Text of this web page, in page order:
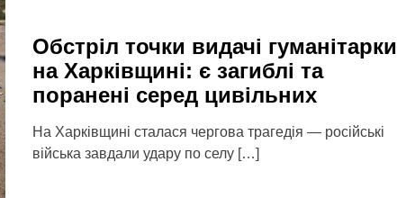
Обстріл точки видачі гуманітарки
на Харківщині: є загиблі та
поранені серед цивільних
На Харківщині сталася чергова трагедія — російські
війська завдали удару по селу […]